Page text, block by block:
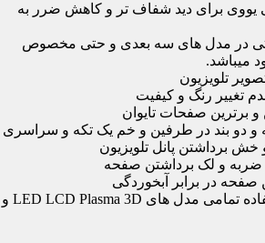
یووی برای دید شفاف تر و کاهش ضرر به
حتی در مدل های سه بعدی و حتی مخصوص
میباشد.
تلویزیون
برترین صفحات تایوان
برداشتن پانل تلویزیون
ضربه و لک برداشتن صفحه
در برابر آبخوردگی
مناسب جهت استفاده تمامی مدل های LED LCD Plasma 3D و